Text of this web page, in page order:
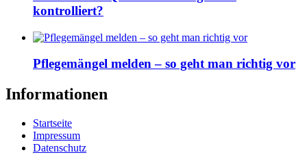
kontrolliert?
Pflegemängel melden – so geht man richtig vor
Informationen
Startseite
Impressum
Datenschutz